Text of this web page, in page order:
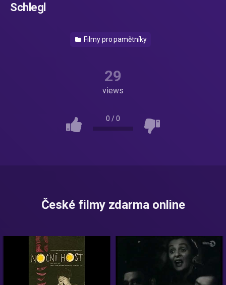
Schlegl
Filmy pro pamětníky
29
views
0 /0
České filmy zdarma online